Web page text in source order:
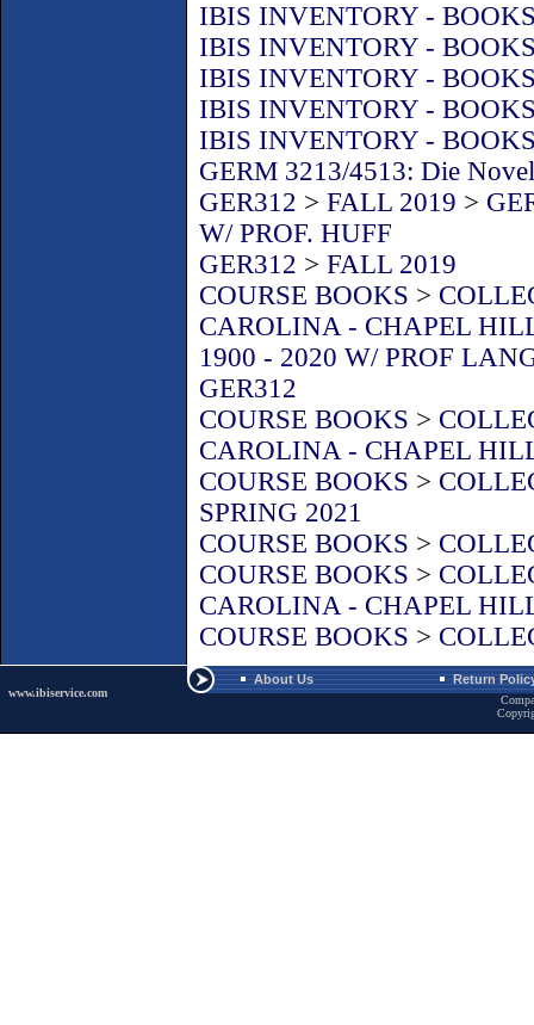
IBIS INVENTORY -
IBIS INVENTORY -
IBIS INVENTORY -
IBIS INVENTORY -
IBIS INVENTORY -
GERM 3213/4513: Die
GER312 > FALL 2019 >
W/ PROF. HUFF
GER312 > FALL 2019
COURSE BOOKS >
CAROLINA - CHAPEL
1900 - 2020 W/ PROF
GER312
COURSE BOOKS >
CAROLINA - CHAPEL
COURSE BOOKS >
SPRING 2021
COURSE BOOKS >
COURSE BOOKS >
CAROLINA - CHAPEL
COURSE BOOKS >
www.ibiservice.com
About Us Return